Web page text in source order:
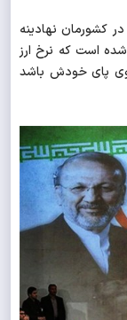
کشورمان نهادینه
است که نرخ ارز
روی پای خودش باشد